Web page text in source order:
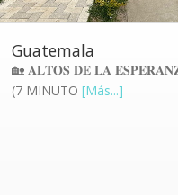
Guatemala
🏡 𝐀𝐋𝐓𝐎𝐒 𝐃𝐄 𝐋𝐀
(7 MINUTO [Más...]